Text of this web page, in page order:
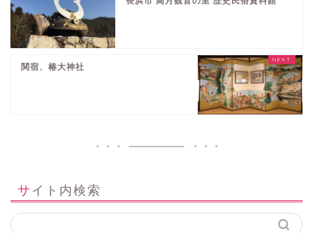
関宿、椿大神社
サイト内検索